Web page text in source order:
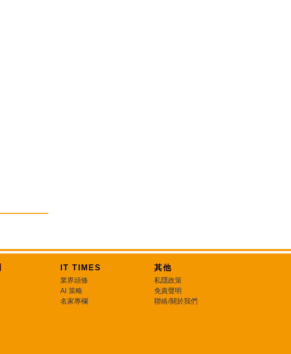
IT TIMES
業界頭條
AI 策略
名家專欄
其他
私隱政策
免責聲明
聯絡/關於我們